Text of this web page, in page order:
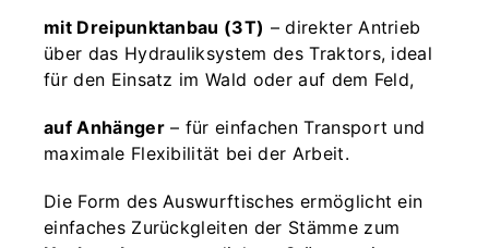
mit Dreipunktanbau (3T) – direkter Antrieb
über das Hydrauliksystem des Traktors, ideal
für den Einsatz im Wald oder auf dem Feld,
auf Anhänger– für einfachen Transport und
maximale Flexibilität bei der Arbeit.
Die Form des Auswurftisches ermöglicht ein
einfaches Zurückgleiten der Stämme zum